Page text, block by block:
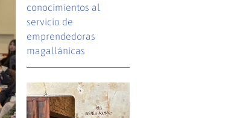
conocimientos al
servicio de
emprendedoras
magallánicas